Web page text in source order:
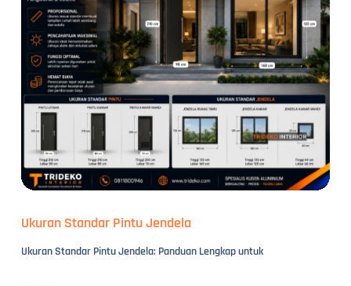
Ukuran Standar Pintu Jendela
Ukuran Standar Pintu Jendela: Panduan Lengkap untuk